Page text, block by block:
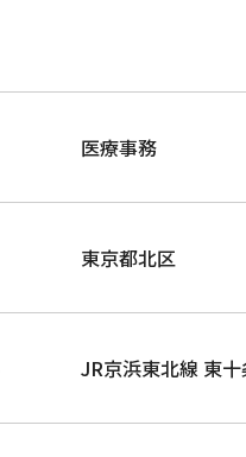
医療事務
東京都北区
JR京浜東北線 東